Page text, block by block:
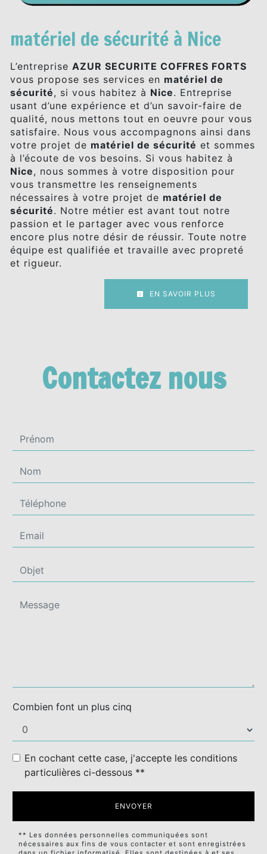
matériel de sécurité à Nice
L’entreprise AZUR SECURITE COFFRES FORTS
vous propose ses services en matériel de
sécurité, si vous habitez à Nice. Entreprise
usant d’une expérience et d’un savoir-faire de
qualité, nous mettons tout en oeuvre pour vous
satisfaire. Nous vous accompagnons ainsi dans
votre projet de matériel de sécurité et sommes
à l’écoute de vos besoins. Si vous habitez à
Nice, nous sommes à votre disposition pour
vous transmettre les renseignements
nécessaires à votre projet de matériel de
sécurité. Notre métier est avant tout notre
passion et le partager avec vous renforce
encore plus notre désir de réussir. Toute notre
équipe est qualifiée et travaille avec propreté
et rigueur.
EN SAVOIR PLUS
Contactez nous
Combien font un plus cinq
En cochant cette case, j'accepte les conditions
particulières ci-dessous **
ENVOYER
** Les données personnelles communiquées sont
nécessaires aux fins de vous contacter et sont enregistrées